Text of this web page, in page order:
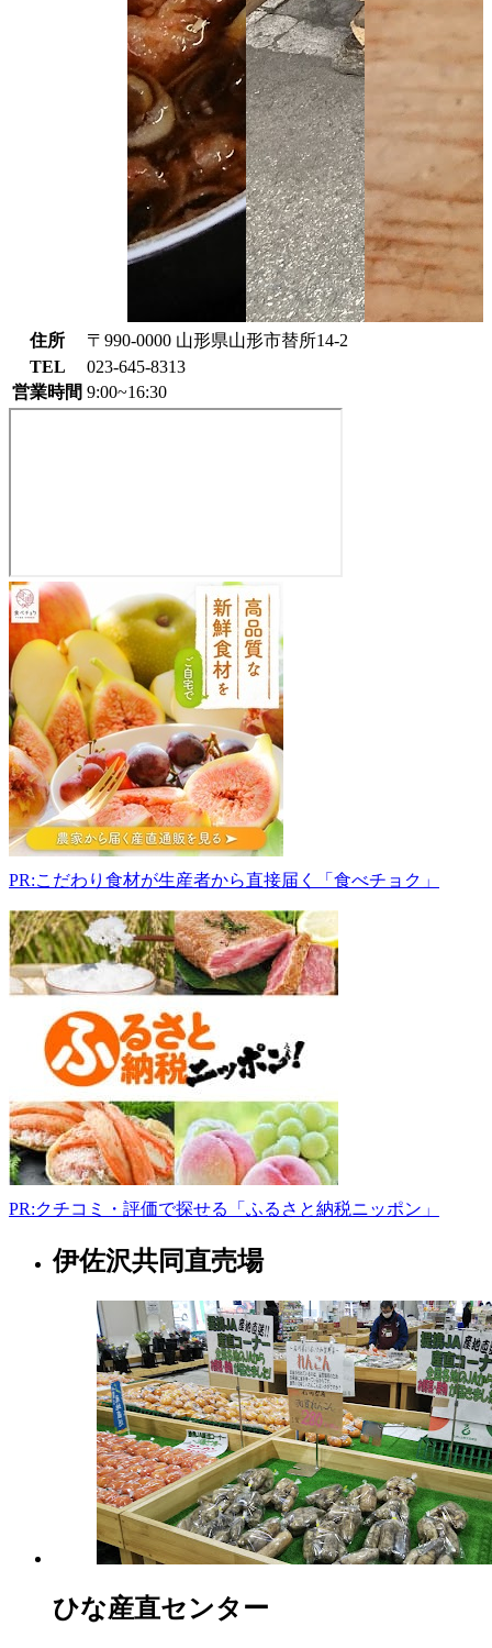
住所
〒990-0000 山形県山形市替所14-2
TEL
023-645-8313
営業時間 9:00~16:30
山
形
地
方
森
林
組
合
直
売
所
や
っ
く
ハ
ウ
ス
山
形
市
替
所
023-
PR:こだわり食材が生産者から直接届く「食べチョク」
PR:クチコミ・評価で探せる「ふるさと納税ニッポン」
山
伊佐沢共同直売場
ひな産直センター